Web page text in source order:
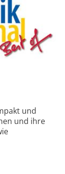
und
und ihre